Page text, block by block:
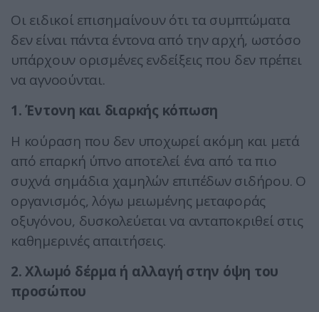
Οι ειδικοί επισημαίνουν ότι τα συμπτώματα
δεν είναι πάντα έντονα από την αρχή, ωστόσο
υπάρχουν ορισμένες ενδείξεις που δεν πρέπει
να αγνοούνται.
1. Έντονη και διαρκής κόπωση
Η κούραση που δεν υποχωρεί ακόμη και μετά
από επαρκή ύπνο αποτελεί ένα από τα πιο
συχνά σημάδια χαμηλών επιπέδων σιδήρου. Ο
οργανισμός, λόγω μειωμένης μεταφοράς
οξυγόνου, δυσκολεύεται να ανταποκριθεί στις
καθημερινές απαιτήσεις.
2. Χλωμό δέρμα ή αλλαγή στην όψη του
προσώπου